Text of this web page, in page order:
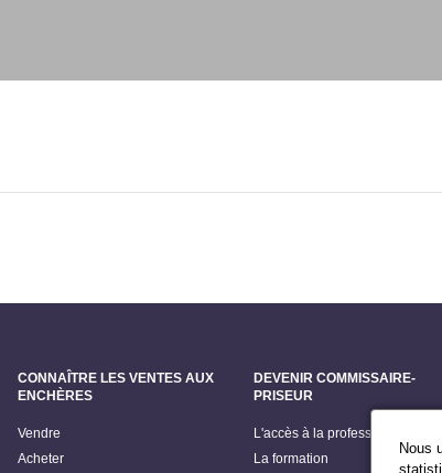
CONNAÎTRE LES VENTES AUX
ENCHÈRES
Vendre
Acheter
DEVENIR COMMISSAIRE-
PRISEUR
L'accès à la profession
La formation
Nous